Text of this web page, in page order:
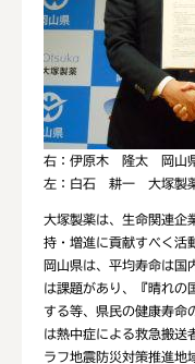
右：伊原木 隆太 岡山
左：白石 耕一 大塚製
大塚製薬は、生命関連企
持・増進に貢献すべく活
岡山県は、平均寿命は国
は課題があり、『晴れの
する等、県民の健康寿命
は熱中症による救急搬送
ラフ地震防災対策推進地